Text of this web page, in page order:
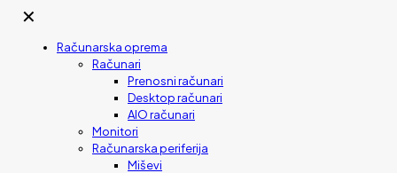
✕
Računarska oprema
Računari
Prenosni računari
Desktop računari
AIO računari
Monitori
Računarska periferija
Miševi